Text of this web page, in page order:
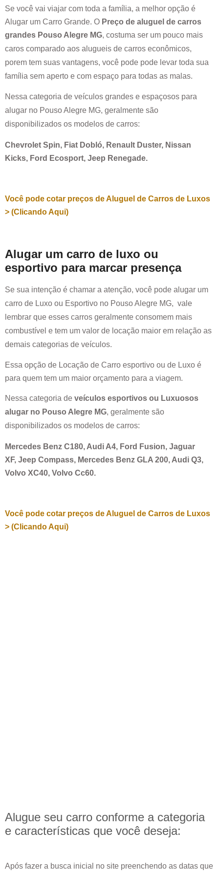
Se você vai viajar com toda a família, a melhor opção é
Alugar um Carro Grande. O Preço de aluguel de carros
grandes Pouso Alegre MG, costuma ser um pouco mais
caros comparado aos alugueis de carros econômicos,
porem tem suas vantagens, você pode pode levar toda sua
família sem aperto e com espaço para todas as malas.
Nessa categoria de veículos grandes e espaçosos para
alugar no Pouso Alegre MG, geralmente são
disponibilizados os modelos de carros:
Chevrolet Spin, Fiat Dobló, Renault Duster, Nissan
Kicks, Ford Ecosport, Jeep Renegade.
Você pode cotar preços de Aluguel de Carros de Luxos
> (Clicando Aqui)
Alugar um carro de luxo ou
esportivo para marcar presença
Se sua intenção é chamar a atenção, você pode alugar um
carro de Luxo ou Esportivo no Pouso Alegre MG, vale
lembrar que esses carros geralmente consomem mais
combustível e tem um valor de locação maior em relação as
demais categorias de veículos.
Essa opção de Locação de Carro esportivo ou de Luxo é
para quem tem um maior orçamento para a viagem.
Nessa categoria de veículos esportivos ou Luxuosos
alugar no Pouso Alegre MG, geralmente são
disponibilizados os modelos de carros:
Mercedes Benz C180, Audi A4, Ford Fusion, Jaguar
XF, Jeep Compass, Mercedes Benz GLA 200, Audi Q3,
Volvo XC40, Volvo Cc60.
Você pode cotar preços de Aluguel de Carros de Luxos
> (Clicando Aqui)
Alugue seu carro conforme a categoria
e características que você deseja:
Após fazer a busca inicial no site preenchendo as datas que